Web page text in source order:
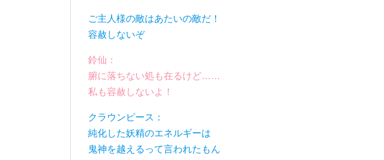
ご主人様の敵はあたいの敵だ！
容赦しないぞ
鈴仙：
腑に落ちない処も在るけど……
私も容赦しないよ！
クラウンピース：
純化した妖精のエネルギーは
鬼神を越えるって言われたもん